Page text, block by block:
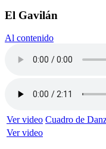
El Gavilán
Al contenido
Ver video Cuadro de
Ver video